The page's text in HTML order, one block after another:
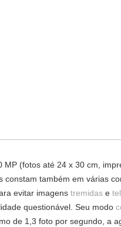
MP (fotos até 24 x 30 cm,
constam também em várias
evitar imagens tremidas e
questionável. Seu modo
de 1,3 foto por segundo, a